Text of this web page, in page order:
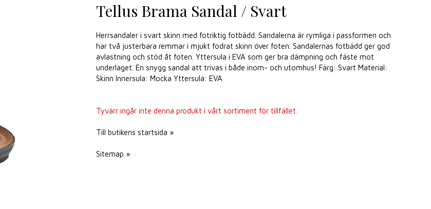
Tellus Brama Sandal / Svart
Herrsandaler i svart skinn med fotriktig fotbädd. Sandalerna är rymliga i passformen och
har två justerbara remmar i mjukt fodrat skinn över foten. Sandalernas fotbädd ger god
avlastning och stöd åt foten. Yttersula i EVA som ger bra dämpning och fäste mot
underlaget. En snygg sandal att trivas i både inom- och utomhus! Färg: Svart Material:
Skinn Innersula: Mocka Yttersula: EVA
Tyvärr ingår inte denna produkt i vårt sortiment för tillfället.
Till butikens startsida »
Sitemap »